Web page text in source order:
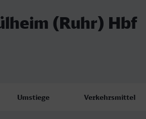
(Ruhr) Hbf
Umstiege Verkehrsmittel